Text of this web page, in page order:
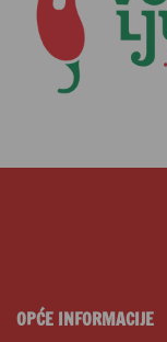
OPĆE INFORMACIJE